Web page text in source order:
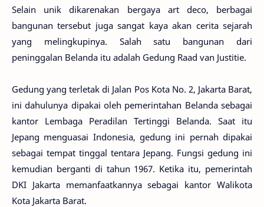
Selain unik dikarenakan bergaya art deco, berbagai
bangunan tersebut juga sangat kaya akan cerita sejarah
yang melingkupinya. Salah satu bangunan dari
peninggalan Belanda itu adalah Gedung Raad van Justitie.
Gedung yang terletak di Jalan Pos Kota No. 2, Jakarta Barat,
ini dahulunya dipakai oleh pemerintahan Belanda sebagai
kantor Lembaga Peradilan Tertinggi Belanda. Saat itu
Jepang menguasai Indonesia, gedung ini pernah dipakai
sebagai tempat tinggal tentara Jepang. Fungsi gedung ini
kemudian berganti di tahun 1967. Ketika itu, pemerintah
DKI Jakarta memanfaatkannya sebagai kantor Walikota
Kota Jakarta Barat.